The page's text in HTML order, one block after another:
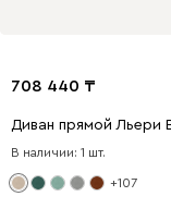
708 440
Диван прямой Льери
В наличии: 1 шт.
+107